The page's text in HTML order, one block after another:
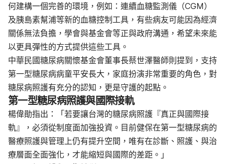
何建構一個完善的環境，例如：連續血糖監測儀（CGM）
及胰島素幫浦等新的血糖控制工具，有些病友可能因為經濟
關係無法負擔，學會與基金會等正與政府溝通，希望未來能
以更具彈性的方式提供這些工具。
中華民國糖尿病關懷基金會董事長蔡世澤醫師則提到，支持
第一型糖尿病病童平安長大，家庭扮演非常重要的角色，對
糖尿病照護有充分的認知，更是守護的起點。
第一型糖尿病照護與國際接軌
楊偉勛指出：「若要讓台灣的糖尿病照護『真正與國際接
軌』，必須從制度面加強投資。目前健保在第一型糖尿病的
醫療照護與管理上仍有提升空間，唯有在診斷、照護、與治
療層面全面強化，才能縮短與國際的差距。」